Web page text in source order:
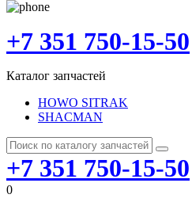
+7 351 750-15-50
Каталог запчастей
HOWO SITRAK
SHACMAN
+7 351 750-15-50
0